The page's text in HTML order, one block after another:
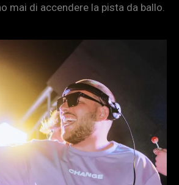
mai di accendere la pista da ballo.